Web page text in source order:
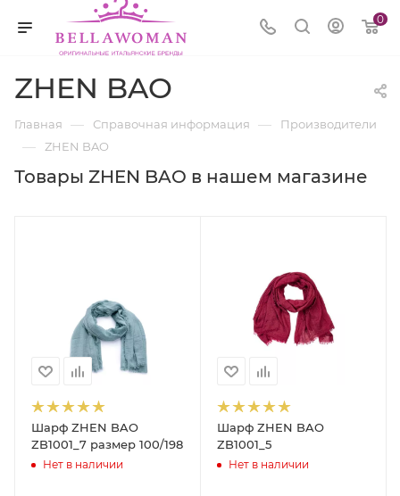
0
ZHEN BAO
Главная — Справочная информация — Производители
— ZHEN BAO
Товары ZHEN BAO в нашем магазине
Шарф ZHEN BAO
ZB1001_7 размер 100/198
Нет в наличии
Шарф ZHEN BAO
ZB1001_5
Нет в наличии